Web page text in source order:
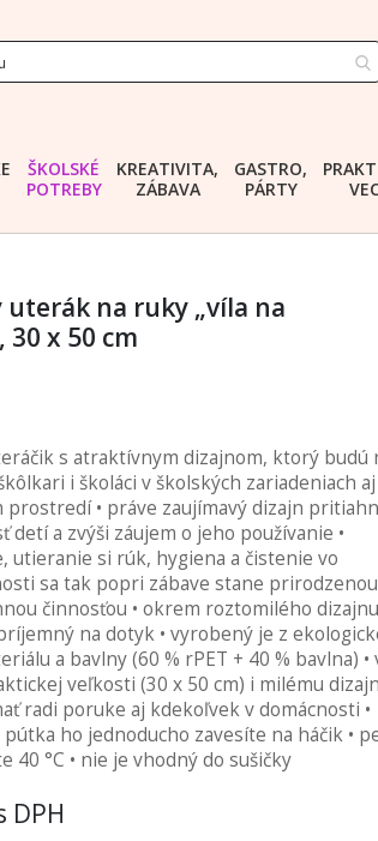
ŠKOLSKÉ
POTREBY
KREATIVITA,
ZÁBAVA
GASTRO,
PÁRTY
uterák na ruky „víla na
30 x 50 cm
s atraktívnym dizajnom, ktorý budú
i školáci v školských zariadeniach aj
prostredí • práve zaujímavý dizajn
detí a zvýši záujem o jeho používanie •
utieranie si rúk, hygiena a čistenie vo
sa tak popri zábave stane prirodzenou
činnosťou • okrem roztomilého
na dotyk • vyrobený je z
a bavlny (60 % rPET + 40 % bavlna) •
veľkosti (30 x 50 cm) i milému
radi poruke aj kdekoľvek v domácnosti •
ho jednoducho zavesíte na háčik •
40 °C • nie je vhodný do sušičky